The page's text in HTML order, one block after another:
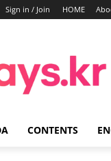
Sign in / Join HOME
CONTENTS